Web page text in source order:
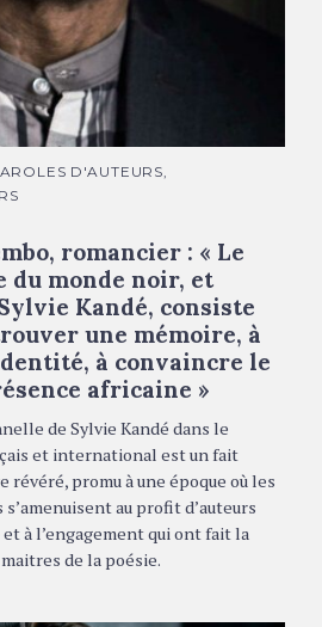
Luc Bertini
D'AUTEURS
romancier : « Le
monde noir, et
Kandé, consiste
une mémoire, à
à convaincre le
africaine »
de Sylvie Kandé dans le
et international est un fait
révéré, promu à une époque où les
au profit d’auteurs
à l’engagement qui ont fait la
de la poésie.